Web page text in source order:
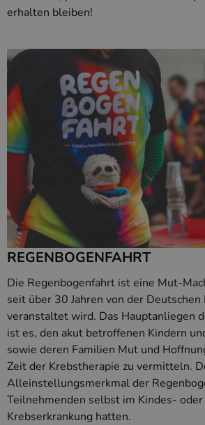
erhalten bleiben!
REGENBOGENFAHRT
Die Regenbogenfahrt ist eine Mut-
seit über 30 Jahren von der
veranstaltet wird. Das Hauptanliegen
ist es, den akut betroffenen Kindern
sowie deren Familien Mut und
Zeit der Krebstherapie zu vermitteln.
Alleinstellungsmerkmal der
Teilnehmenden selbst im Kindes-
Krebserkrankung hatten.